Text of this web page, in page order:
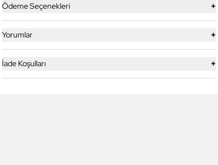
Ödeme Seçenekleri +
Yorumlar +
İade Koşulları +